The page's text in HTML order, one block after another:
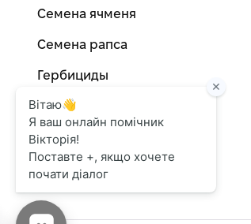
Семена ячменя
Семена рапса
Гербициды
Фунгициды